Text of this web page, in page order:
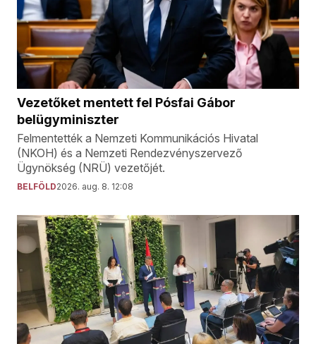
Vezetőket mentett fel Pósfai Gábor
belügyminiszter
Felmentették a Nemzeti Kommunikációs Hivatal
(NKOH) és a Nemzeti Rendezvényszervező
Ügynökség (NRÜ) vezetőjét.
BELFÖLD2026. aug. 8. 12:08